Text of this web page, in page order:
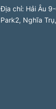
Địa chỉ: Hải Âu
Park2, Nghĩa